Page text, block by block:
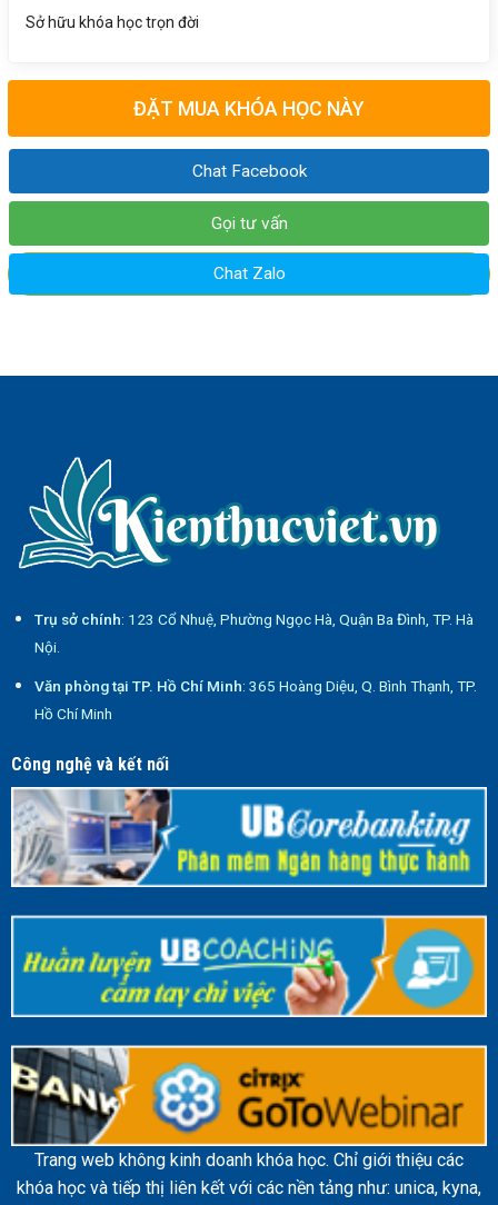
Sở hữu khóa học trọn đời
ĐẶT MUA KHÓA HỌC NÀY
Chat Facebook
Gọi tư vấn
Chat Zalo
Trụ sở chính: 123 Cổ Nhuệ, Phường Ngọc Hà, Quận Ba Đình, TP. Hà
Nội.
Văn phòng tại TP. Hồ Chí Minh: 365 Hoàng Diệu, Q. Bình Thạnh, TP.
Hồ Chí Minh
Công nghệ và kết nối
Trang web không kinh doanh khóa học. Chỉ giới thiệu các
khóa học và tiếp thị liên kết với các nền tảng như: unica, kyna,